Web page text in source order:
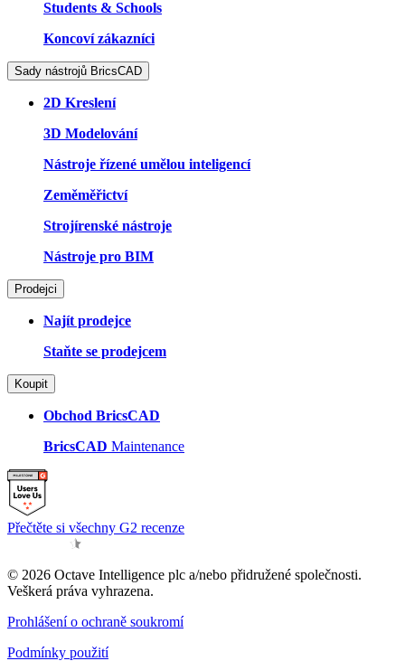
Students & Schools
Koncoví zákazníci
Sady nástrojů BricsCAD
2D Kreslení
3D Modelování
Nástroje řízené umělou inteligencí
Zeměměřictví
Strojírenské nástroje
Nástroje pro BIM
Prodejci
Najít prodejce
Staňte se prodejcem
Koupit
Obchod BricsCAD
BricsCAD Maintenance
Přečtěte si všechny G2 recenze
© 2026 Octave Intelligence plc a/nebo přidružené společnosti.
Veškerá práva vyhrazena.
Prohlášení o ochraně soukromí
Podmínky použití